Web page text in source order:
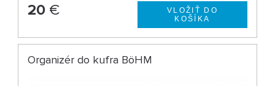
20 €
Organizér do kufra BöHM